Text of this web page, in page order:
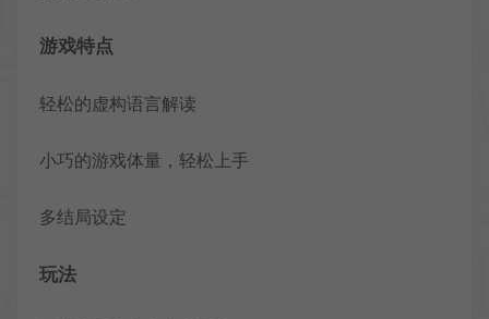
游戏特点
轻松的虚构语言解读
小巧的游戏体量，轻松上手
多结局设定
玩法